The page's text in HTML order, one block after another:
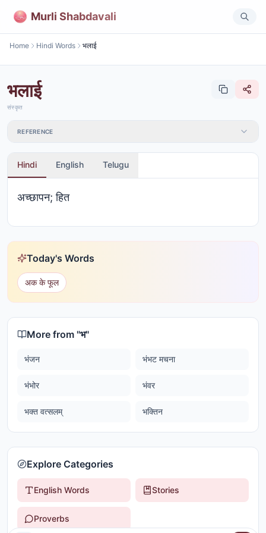
Murli Shabdavali
Home Hindi Words भलाई
भलाई
संस्कृत
REFERENCE
Hindi English Telugu
अच्छापन; हित
Today's Words
अक के फूल
More from "भ"
भंजन भंभट मचना
भंभोर भंवर
भक्त वत्सलम् भक्तिन
Explore Categories
English Words Stories
Proverbs